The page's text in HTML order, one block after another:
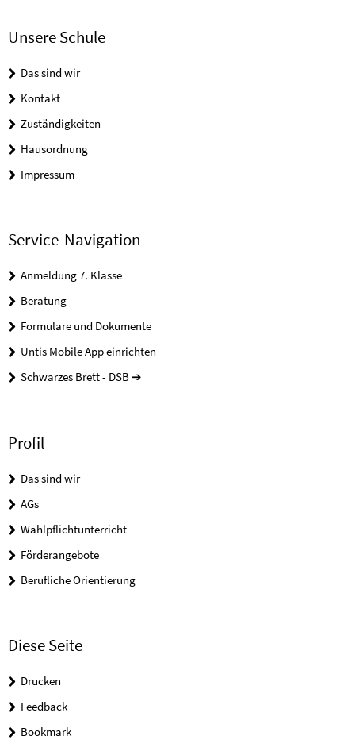
Unsere Schule
Das sind wir
Kontakt
Zuständigkeiten
Hausordnung
Impressum
Service-Navigation
Anmeldung 7. Klasse
Beratung
Formulare und Dokumente
Untis Mobile App einrichten
Schwarzes Brett - DSB ➔
Profil
Das sind wir
AGs
Wahlpflichtunterricht
Förderangebote
Berufliche Orientierung
Diese Seite
Drucken
Feedback
Bookmark